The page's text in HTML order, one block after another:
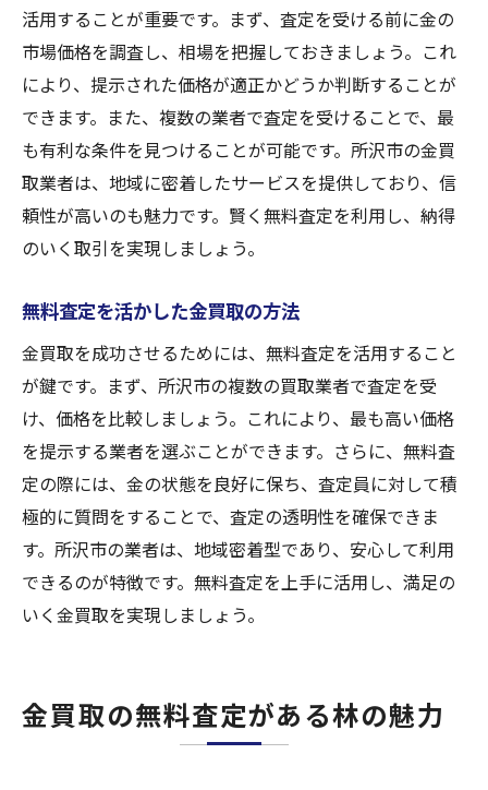
活用することが重要です。まず、査定を受ける前に金の
市場価格を調査し、相場を把握しておきましょう。これ
により、提示された価格が適正かどうか判断することが
できます。また、複数の業者で査定を受けることで、最
も有利な条件を見つけることが可能です。所沢市の金買
取業者は、地域に密着したサービスを提供しており、信
頼性が高いのも魅力です。賢く無料査定を利用し、納得
のいく取引を実現しましょう。
無料査定を活かした金買取の方法
金買取を成功させるためには、無料査定を活用すること
が鍵です。まず、所沢市の複数の買取業者で査定を受
け、価格を比較しましょう。これにより、最も高い価格
を提示する業者を選ぶことができます。さらに、無料査
定の際には、金の状態を良好に保ち、査定員に対して積
極的に質問をすることで、査定の透明性を確保できま
す。所沢市の業者は、地域密着型であり、安心して利用
できるのが特徴です。無料査定を上手に活用し、満足の
いく金買取を実現しましょう。
金買取の無料査定がある林の魅力